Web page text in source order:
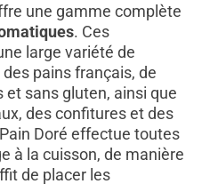
une gamme complète
. Ces
large variété de
pains français, de
sans gluten, ainsi que
des confitures et des
Doré effectue toutes
à la cuisson, de manière
de placer les